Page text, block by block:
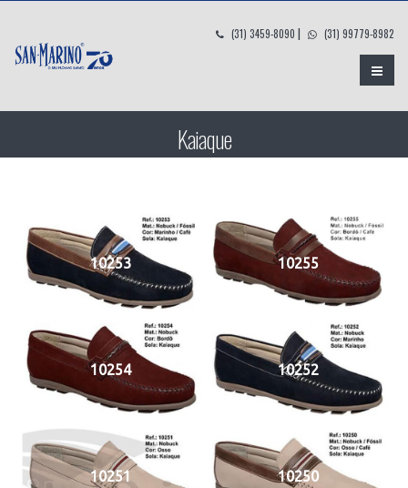
(31) 3459-8090 | (31) 99779-8982
Kaiaque
10253 10255
10254 10252
10251 10250